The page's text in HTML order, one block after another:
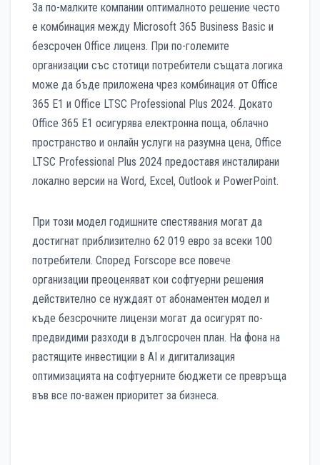
За по-малките компании оптималното решение често
е комбинация между Microsoft 365 Business Basic и
безсрочен Office лиценз. При по-големите
организации със стотици потребители същата логика
може да бъде приложена чрез комбинация от Office
365 E1 и Office LTSC Professional Plus 2024. Докато
Office 365 E1 осигурява електронна поща, облачно
пространство и онлайн услуги на разумна цена, Office
LTSC Professional Plus 2024 предоставя инсталирани
локално версии на Word, Excel, Outlook и PowerPoint.
При този модел годишните спестявания могат да
достигнат приблизително 62 019 евро за всеки 100
потребители. Според Forscope все повече
организации преоценяват кои софтуерни решения
действително се нуждаят от абонаментен модел и
къде безсрочните лицензи могат да осигурят по-
предвидими разходи в дългосрочен план. На фона на
растящите инвестиции в AI и дигитализация
оптимизацията на софтуерните бюджети се превръща
във все по-важен приоритет за бизнеса.